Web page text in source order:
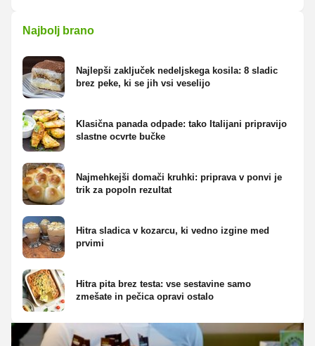
Najbolj brano
Najlepši zaključek nedeljskega kosila: 8 sladic
brez peke, ki se jih vsi veselijo
Klasična panada odpade: tako Italijani pripravijo
slastne ocvrte bučke
Najmehkejši domači kruhki: priprava v ponvi je
trik za popoln rezultat
Hitra sladica v kozarcu, ki vedno izgine med
prvimi
Hitra pita brez testa: vse sestavine samo
zmešate in pečica opravi ostalo